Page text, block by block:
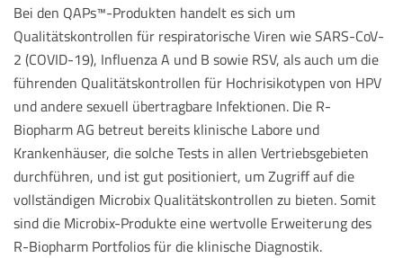
Bei den QAPs™-Produkten handelt es sich um
Qualitätskontrollen für respiratorische Viren wie SARS-CoV-
2 (COVID-19), Influenza A und B sowie RSV, als auch um die
führenden Qualitätskontrollen für Hochrisikotypen von HPV
und andere sexuell übertragbare Infektionen. Die R-
Biopharm AG betreut bereits klinische Labore und
Krankenhäuser, die solche Tests in allen Vertriebsgebieten
durchführen, und ist gut positioniert, um Zugriff auf die
vollständigen Microbix Qualitätskontrollen zu bieten. Somit
sind die Microbix-Produkte eine wertvolle Erweiterung des
R-Biopharm Portfolios für die klinische Diagnostik.